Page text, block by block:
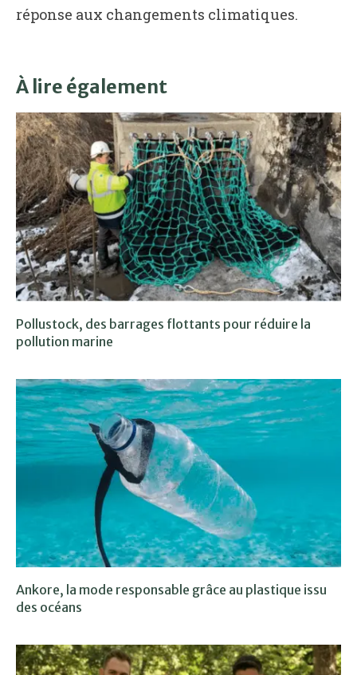
réponse aux changements climatiques.
À lire également
Pollustock, des barrages flottants pour réduire la
pollution marine
Ankore, la mode responsable grâce au plastique issu
des océans